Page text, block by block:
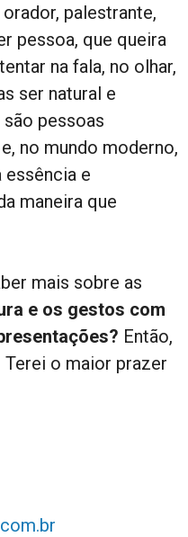
palestrante,
pessoa, que queira
na fala, no olhar,
ser natural e
pessoas
no mundo moderno,
e
maneira que
mais sobre as
e os gestos com
Então,
o maior prazer